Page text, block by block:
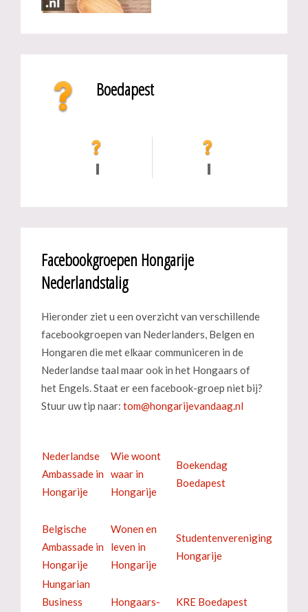
Boedapest
Facebookgroepen Hongarije
Nederlandstalig
Hieronder ziet u een overzicht van verschillende
facebookgroepen van Nederlanders, Belgen en
Hongaren die met elkaar communiceren in de
Nederlandse taal maar ook in het Hongaars of
het Engels. Staat er een facebook-groep niet bij?
Stuur uw tip naar:
Nederlandse
Ambassade in
Hongarije
Wie woont
waar in
Hongarije
Boekendag
Boedapest
Belgische
Ambassade in
Hongarije
Wonen en
leven in
Hongarije
Studentenvereniging
Hongarije
Hungarian
Business
Hongaars-
KRE Boedapest